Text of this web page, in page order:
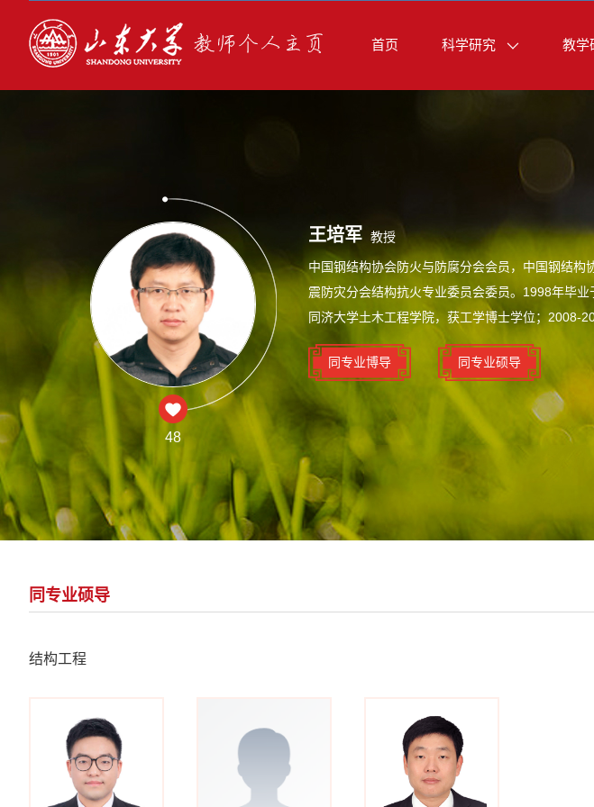
首页 科学研究 教学
48
王培军 教授
中国钢结构协会防火与防腐分会会员，中国钢结
震防灾分会结构抗火专业委员会委员。1998年毕
同济大学土木工程学院，获工学博士学位；2008-
同专业博导 同专业硕导
同专业硕导
结构工程